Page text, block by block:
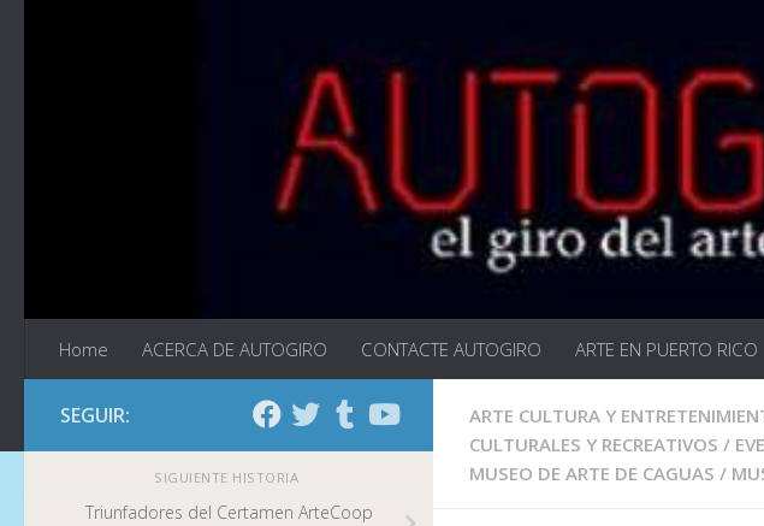
Home ACERCA DE AUTOGIRO CONTACTE AUTOGIRO ARTE EN PUERTO RICO
ARTE CULTURA Y
CULTURALES Y RECREATIVOS /
MUSEO DE ARTE DE CAGUAS /
SEGUIR:
SIGUIENTE HISTORIA
Triunfadores del Certamen ArteCoop